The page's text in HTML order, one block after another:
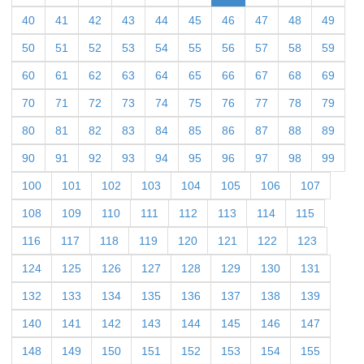
40 41 42 43 44 45 46 47 48 49
50 51 52 53 54 55 56 57 58 59
60 61 62 63 64 65 66 67 68 69
70 71 72 73 74 75 76 77 78 79
80 81 82 83 84 85 86 87 88 89
90 91 92 93 94 95 96 97 98 99
100 101 102 103 104 105 106 107
108 109 110 111 112 113 114 115
116 117 118 119 120 121 122 123
124 125 126 127 128 129 130 131
132 133 134 135 136 137 138 139
140 141 142 143 144 145 146 147
148 149 150 151 152 153 154 155